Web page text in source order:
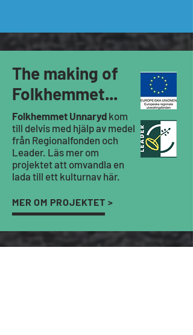
The making of
Folkhemmet...
Folkhemmet Unnaryd kom
till delvis med hjälp av medel
från Regionalfonden och
Leader. Läs mer om
projektet att omvandla en
lada till ett kulturnav här.
MER OM PROJEKTET >